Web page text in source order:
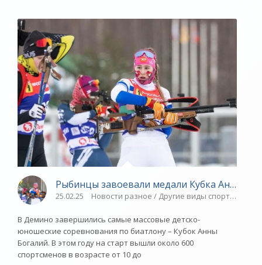
Рыбинцы завоевали медали Кубка Анны
25.02.25 Новости разное / Другие виды спорта /
В Демино завершились самые массовые детско-
юношеские соревнования по биатлону – Кубок Анны
Богалий. В этом году на старт вышли около 600
спортсменов в возрасте от 10 до